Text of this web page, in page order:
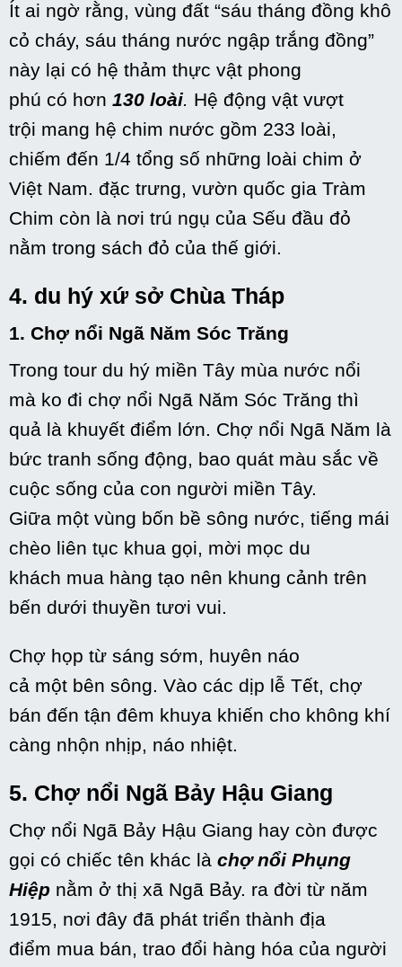
Ít ai ngờ rằng, vùng đất “sáu tháng đồng khô
cỏ cháy, sáu tháng nước ngập trắng đồng”
này lại có hệ thảm thực vật phong
phú có hơn 130 loài. Hệ động vật vượt
trội mang hệ chim nước gồm 233 loài,
chiếm đến 1/4 tổng số những loài chim ở
Việt Nam. đặc trưng, vườn quốc gia Tràm
Chim còn là nơi trú ngụ của Sếu đầu đỏ
nằm trong sách đỏ của thế giới.
4. du hý xứ sở Chùa Tháp
1. Chợ nổi Ngã Năm Sóc Trăng
Trong tour du hý miền Tây mùa nước nổi
mà ko đi chợ nổi Ngã Năm Sóc Trăng thì
quả là khuyết điểm lớn. Chợ nổi Ngã Năm là
bức tranh sống động, bao quát màu sắc về
cuộc sống của con người miền Tây.
Giữa một vùng bốn bề sông nước, tiếng mái
chèo liên tục khua gọi, mời mọc du
khách mua hàng tạo nên khung cảnh trên
bến dưới thuyền tươi vui.
Chợ họp từ sáng sớm, huyên náo
cả một bên sông. Vào các dịp lễ Tết, chợ
bán đến tận đêm khuya khiến cho không khí
càng nhộn nhịp, náo nhiệt.
5. Chợ nổi Ngã Bảy Hậu Giang
Chợ nổi Ngã Bảy Hậu Giang hay còn được
gọi có chiếc tên khác là chợ nổi Phụng
Hiệp nằm ở thị xã Ngã Bảy. ra đời từ năm
1915, nơi đây đã phát triển thành địa
điểm mua bán, trao đổi hàng hóa của người